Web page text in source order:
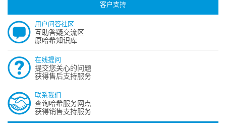
客户支持
用户问答社区
互助答疑交流区
原哈希知识库
在线提问
提交您关心的问题
获得售后支持服务
联系我们
查询哈希服务网点
获得销售支持服务